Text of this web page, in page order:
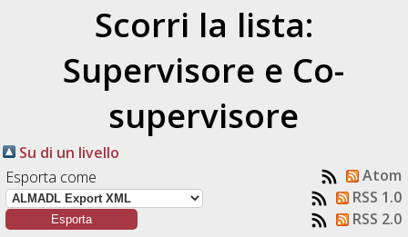
Scorri la lista:
Supervisore e Co-
supervisore
Su di un livello
Esporta come
Atom
RSS 1.0
RSS 2.0